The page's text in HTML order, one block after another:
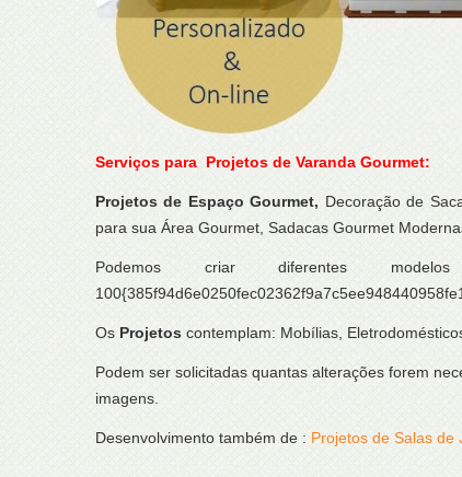
Serviços para Projetos de Varanda Gourmet:
Projetos de Espaço Gourmet, Decoração de
para sua Área Gourmet, Sadacas Gourmet
Podemos criar diferentes
Os Projetos contemplam: Mobílias,
Podem ser solicitadas quantas alterações forem
imagens.
Desenvolvimento também de : Projetos de Salas de